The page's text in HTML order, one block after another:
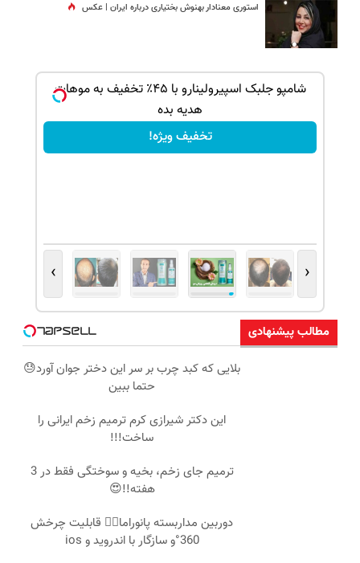
استوری معنادار بهنوش بختیاری درباره ایران | عکس
شامپو جلبک اسپیرولینارو با ۴۵٪ تخفیف به موهات
هدیه بده
تخفیف ویژه!
‹
›
مطالب پیشنهادی
بلایی که کبد چرب بر سر این دختر جوان آورد😓
حتما ببین
این دکتر شیرازی کرم ترمیم زخم ایرانی را
ساخت!!!
ترمیم جای زخم، بخیه و سوختگی فقط در 3
هفته!!😍
دوربین مداربسته پانوراما👈🏻 قابلیت چرخش
360°و سازگار با اندروید و ios